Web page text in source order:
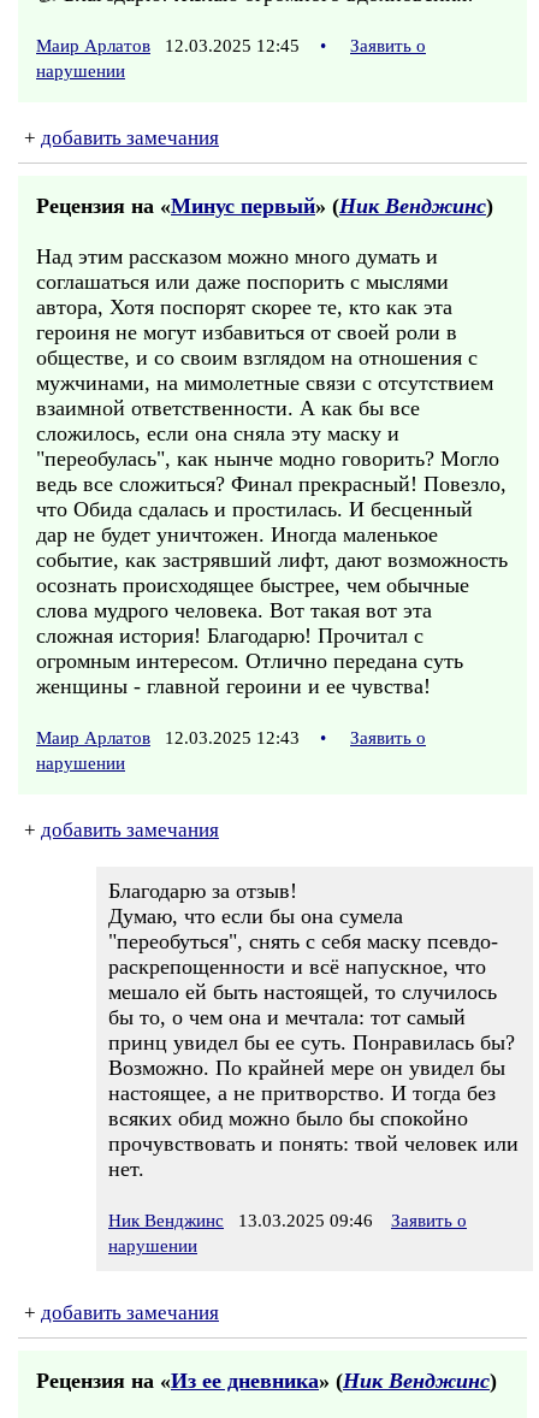
Маир Арлатов 12.03.2025 12:45 •
Заявить о
нарушении
+ добавить замечания
Рецензия на «Минус первый» (Ник Венджинс)
Над этим рассказом можно много думать и
соглашаться или даже поспорить с мыслями
автора, Хотя поспорят скорее те, кто как эта
героиня не могут избавиться от своей роли в
обществе, и со своим взглядом на отношения с
мужчинами, на мимолетные связи с отсутствием
взаимной ответственности. А как бы все
сложилось, если она сняла эту маску и
"переобулась", как нынче модно говорить? Могло
ведь все сложиться? Финал прекрасный! Повезло,
что Обида сдалась и простилась. И бесценный
дар не будет уничтожен. Иногда маленькое
событие, как застрявший лифт, дают возможность
осознать происходящее быстрее, чем обычные
слова мудрого человека. Вот такая вот эта
сложная история! Благодарю! Прочитал с
огромным интересом. Отлично передана суть
женщины - главной героини и ее чувства!
Маир Арлатов 12.03.2025 12:43 •
Заявить о
нарушении
+ добавить замечания
Благодарю за отзыв!
Думаю, что если бы она сумела
"переобуться", снять с себя маску псевдо-
раскрепощенности и всё напускное, что
мешало ей быть настоящей, то случилось
бы то, о чем она и мечтала: тот самый
принц увидел бы ее суть. Понравилась бы?
Возможно. По крайней мере он увидел бы
настоящее, а не притворство. И тогда без
всяких обид можно было бы спокойно
прочувствовать и понять: твой человек или
нет.
Ник Венджинс 13.03.2025 09:46
Заявить о
нарушении
+ добавить замечания
Рецензия на «Из ее дневника» (Ник Венджинс)